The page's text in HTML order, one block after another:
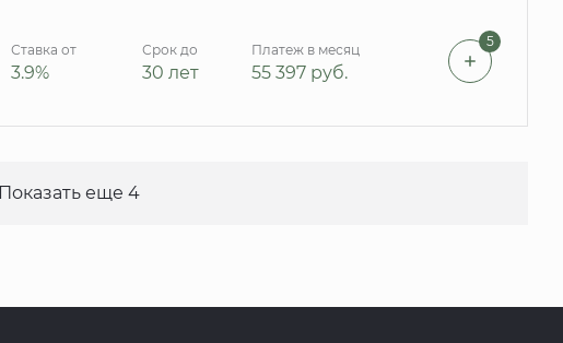
Ставка от
3.9%
Срок до
30 лет
Платеж в месяц
55 397 руб.
5
Показать еще 4